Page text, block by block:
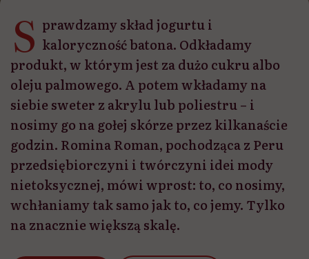
S prawdzamy skład jogurtu i
kaloryczność batona. Odkładamy
produkt, w którym jest za dużo cukru albo
oleju palmowego. A potem wkładamy na
siebie sweter z akrylu lub poliestru – i
nosimy go na gołej skórze przez kilkanaście
godzin. Romina Roman, pochodząca z Peru
przedsiębiorczyni i twórczyni idei mody
nietoksycznej, mówi wprost: to, co nosimy,
wchłaniamy tak samo jak to, co jemy. Tylko
na znacznie większą skalę.